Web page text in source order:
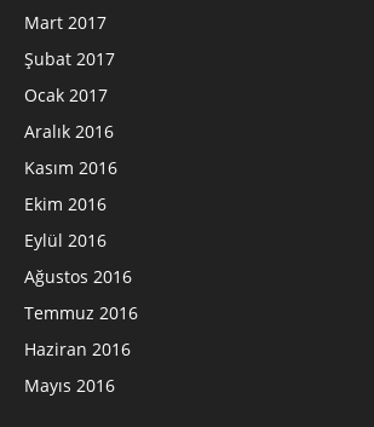
Mart 2017
Şubat 2017
Ocak 2017
Aralık 2016
Kasım 2016
Ekim 2016
Eylül 2016
Ağustos 2016
Temmuz 2016
Haziran 2016
Mayıs 2016